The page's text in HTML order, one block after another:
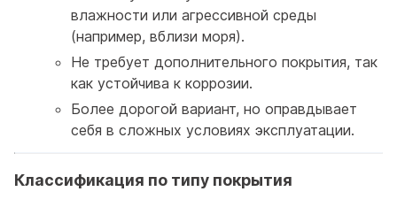
влажности или агрессивной среды
(например, вблизи моря).
Не требует дополнительного покрытия, так
как устойчива к коррозии.
Более дорогой вариант, но оправдывает
себя в сложных условиях эксплуатации.
Классификация по типу покрытия